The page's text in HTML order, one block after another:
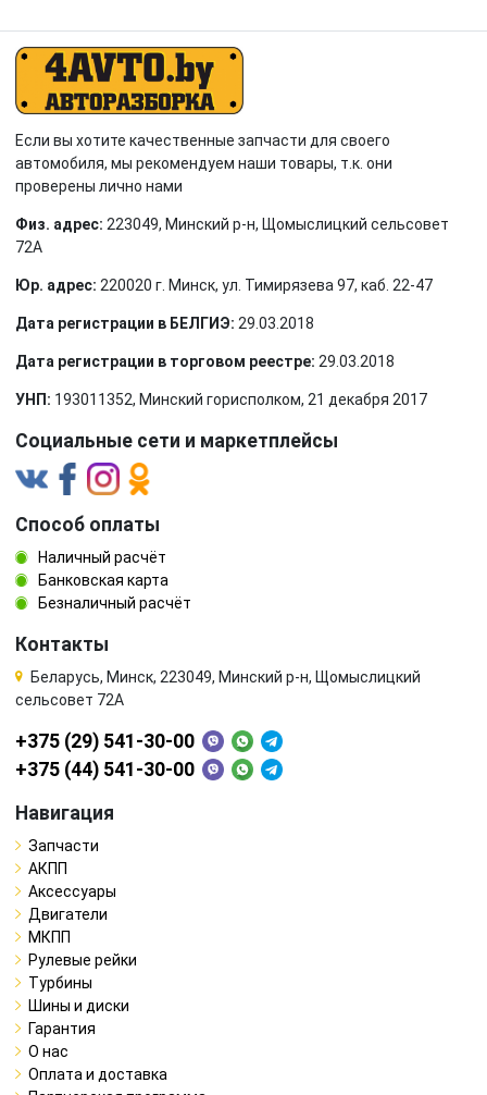
Если вы хотите качественные запчасти для своего
автомобиля, мы рекомендуем наши товары, т.к. они
проверены лично нами
Физ. адрес: 223049, Минский р-н, Щомыслицкий сельсовет
72А
Юр. адрес: 220020 г. Минск, ул. Тимирязева 97, каб. 22-47
Дата регистрации в БЕЛГИЭ: 29.03.2018
Дата регистрации в торговом реестре: 29.03.2018
УНП: 193011352, Минский горисполком, 21 декабря 2017
Социальные сети и маркетплейсы
Способ оплаты
Наличный расчёт
Банковская карта
Безналичный расчёт
Контакты
Беларусь, Минск, 223049, Минский р-н, Щомыслицкий
сельсовет 72А
+375 (29) 541-30-00
+375 (44) 541-30-00
Навигация
Запчасти
АКПП
Аксессуары
Двигатели
МКПП
Рулевые рейки
Турбины
Шины и диски
Гарантия
О нас
Оплата и доставка